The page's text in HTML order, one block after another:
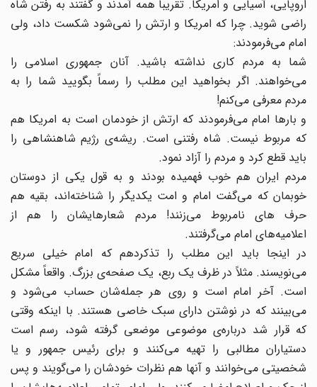
اروپایی، آسیایی و امریکا. تقریباً همه آمدند و گفتند به رفتن شاه
راضی شوید. چرا که امریکا و ارتش را نمی‌شود شکست داد، ولی
امام می‌فرمودند:
شما به مردم کاری نداشته باشید. آنان جمهوری اسلامی را
می‌خواهند. اگر بخواهید این مطلب را رسماً بگویید شما را به
مردم معرفی می‌کنم!
و بارها امام می‌فرمودند که ارتش از خودمان است به امریکا هم
که مربوط نیست. شاه رفتنی است. ریشه‌ی رژیم شاهنشاهی را
باید قطع کرد و مردم را آزاد نمود.
مردم ایران هم خوب فهمیده بودند و به قول یکی از دوستان
خوبمان که می‌گفت امام و امت یکدیگر را شناخته‌اند، بقیه هم
حرف‌ های نامربوط می‌زنند! مردم شعارهایشان را هم از
اعلامیه‌های امام می‌گرفتند.
در اینجا باید این مطلب را تذکردهم که امام خیلی سریع
می‌نویسند. مثلاً در ظرف یک ربع، یک صفحه‌ی بزرگ. واقعاً مشکل
است. آخر امام است و روی هر جمله‌شان حساب می‌شود و
می‌بینند که در نوشتن دارای سبک خاصی هستند. با اینکه وقتی
که قرار شد درباره‌ی موضوعی موضعی گرفته شود، رسم است
دستیاران مطالبی را تهیه می‌کنند و برای رئیس جمهور و یا
شخصیتی می‌خوانند و آنها هم نظرات خودشان را می‌گویند و پس